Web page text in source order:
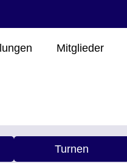
Mitglieder
Turnen